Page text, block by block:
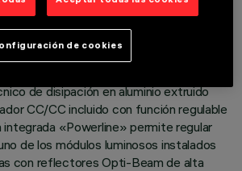
de disipación en aluminio extruido
CC/CC incluido con función regulable
«Powerline» permite regular
de los módulos luminosos instalados
con reflectores Opti-Beam de alta
de cookies